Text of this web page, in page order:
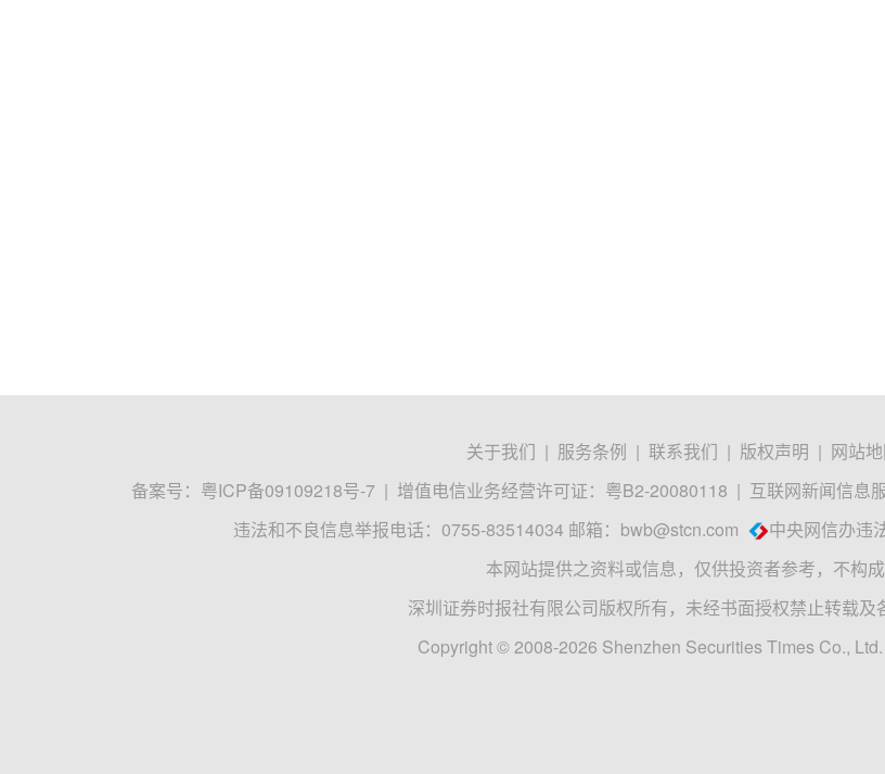
关于我们 | 服务条例 | 联系我们 | 版权声明 | 网站
备案号： 粤ICP备09109218号-7 | 增值电信业务经营许可证：粤B2-20080118 | 互联网新闻信息
违法和不良信息举报电话：0755-83514034 邮箱： bwb@stcn.com 中央网信办违
本网站提供之资料或信息，仅供投资者参考，不构成
深圳证券时报社有限公司版权所有，未经书面授权禁止转载及
Copyright © 2008-2026 Shenzhen Securities Times Co.,